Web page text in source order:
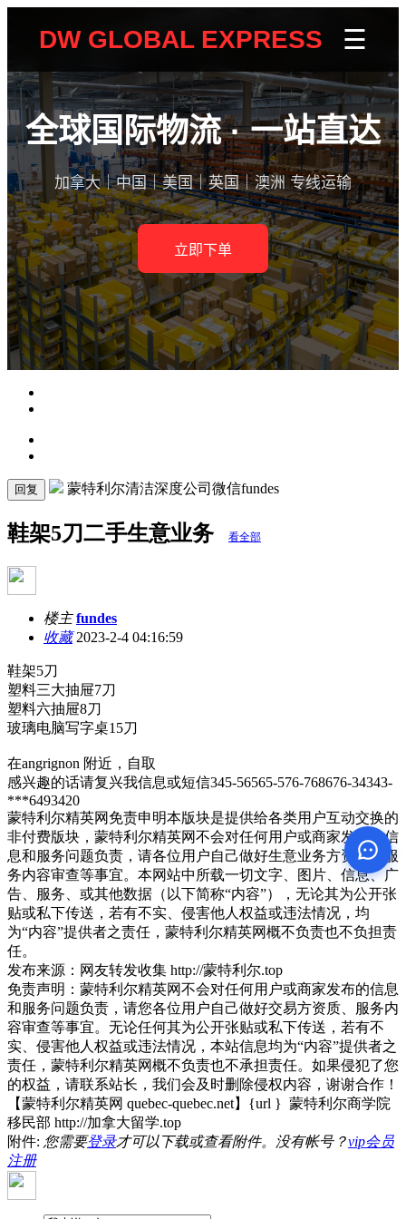
回复 蒙特利尔清洁深度公司微信fundes
鞋架5刀二手生意业务 看全部
楼主 fundes
收藏2023-2-4 04:16:59
鞋架5刀
塑料三大抽屉7刀
塑料六抽屉8刀
玻璃电脑写字桌15刀
在angrignon 附近，自取
感兴趣的话请复兴我信息或短信345-56565-576-768676-34343-
***6493420
蒙特利尔精英网免责申明本版块是提供给各类用户互动交换的
非付费版块，蒙特利尔精英网不会对任何用户或商家发布的信
息和服务问题负责，请各位用户自己做好生意业务方资质、服
务内容审查等事宜。本网站中所载一切文字、图片、信息、广
告、服务、或其他数据（以下简称“内容”），无论其为公开张
贴或私下传送，若有不实、侵害他人权益或违法情况，均
为“内容”提供者之责任，蒙特利尔精英网概不负责也不负担责
任。
发布来源：网友转发收集 http://蒙特利尔.top
免责声明：蒙特利尔精英网不会对任何用户或商家发布的信息
和服务问题负责，请您各位用户自己做好交易方资质、服务内
容审查等事宜。无论任何其为公开张贴或私下传送，若有不
实、侵害他人权益或违法情况，本站信息均为“内容”提供者之
责任，蒙特利尔精英网概不负责也不承担责任。如果侵犯了您
的权益，请联系站长，我们会及时删除侵权内容，谢谢合作！
【蒙特利尔精英网 quebec-quebec.net】{url } 蒙特利尔商学院
移民部 http://加拿大留学.top
附件: 您需要登录才可以下载或查看附件。没有帐号？vip会员
注册